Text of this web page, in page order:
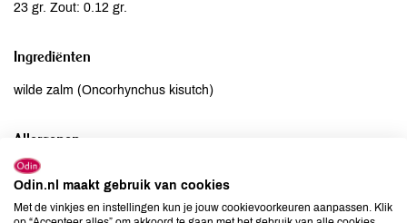
23 gr. Zout: 0.12 gr.
Ingrediënten
wilde zalm (Oncorhynchus kisutch)
Allergenen
Aardnoten
Odin.nl maakt gebruik van cookies
Met de vinkjes en instellingen kun je jouw cookievoorkeuren aanpassen. Klik